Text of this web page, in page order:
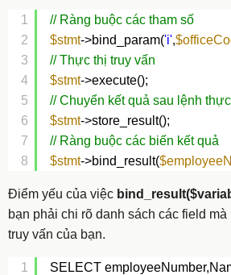
1
2
3
4
5
6
7
8
// Ràng buộc các tham số
$stmt->bind_param('i',
// Thực thị truy vấn
$stmt->execute();
// Chuyển kết quả sau lệnh
$stmt->store_result();
// Ràng buộc các biến kết quả
$stmt->bind_result(
Điểm yếu của việc
bạn phải chi rõ danh sách các field
truy vấn của bạn.
1
SELECT